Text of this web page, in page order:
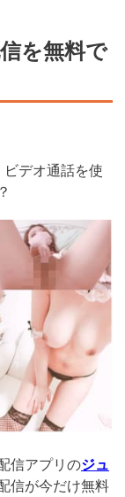
を無料で
デオ通話を使
信アプリのジュ
信が今だけ無料